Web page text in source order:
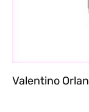
Valentino